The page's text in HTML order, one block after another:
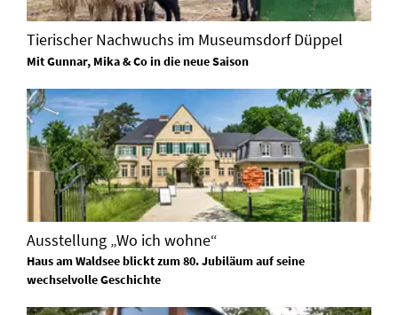
Tierischer Nachwuchs im Museumsdorf Düppel
Mit Gunnar, Mika & Co in die neue Saison
Ausstellung „Wo ich wohne“
Haus am Waldsee blickt zum 80. Jubiläum auf seine
wechselvolle Geschichte